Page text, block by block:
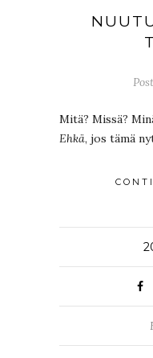
Mitä? Missä?
Ehkä, jos tämä